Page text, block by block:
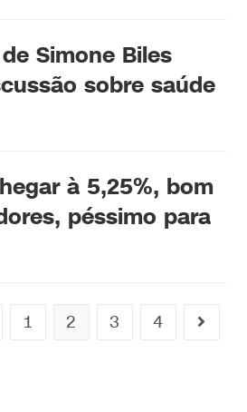
Simone Biles
sobre saúde
à 5,25%, bom
péssimo para
1 2 3 4